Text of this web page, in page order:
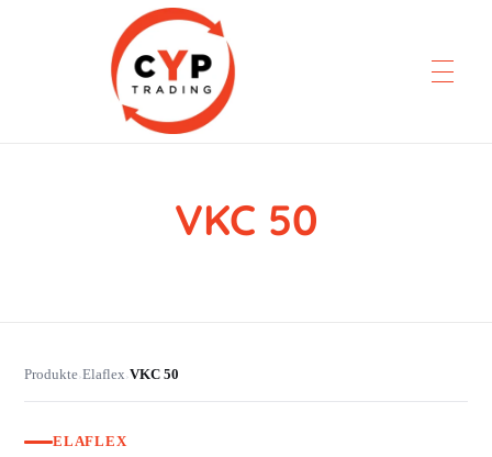
VKC 50
Produkte›Elaflex›VKC 50
ELAFLEX